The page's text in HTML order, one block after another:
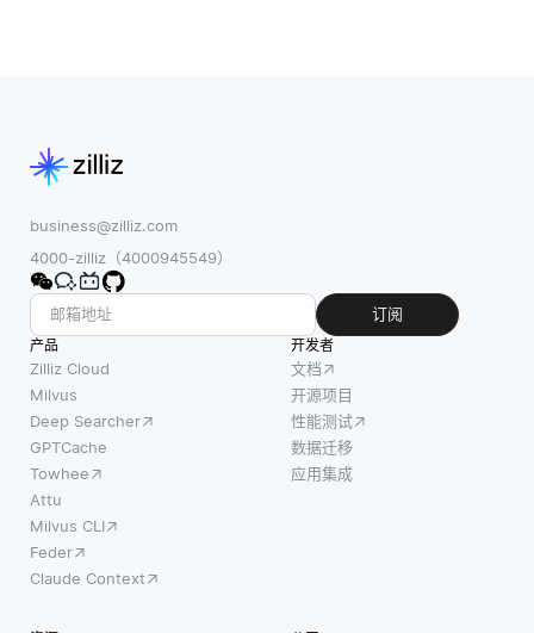
business@zilliz.com
4000-zilliz（4000945549）
订阅
产品
Zilliz Cloud
Milvus
Deep Searcher
GPTCache
Towhee
Attu
Milvus CLI
Feder
Claude Context
开发者
文档
开源项目
性能测试
数据迁移
应用集成